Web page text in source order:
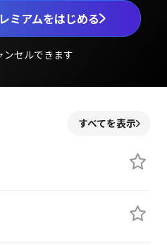
ミアムをはじめる
ンセルできます
すべてを表示